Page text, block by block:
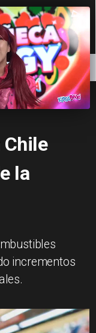
DEPORTES
Chile
la
incrementos